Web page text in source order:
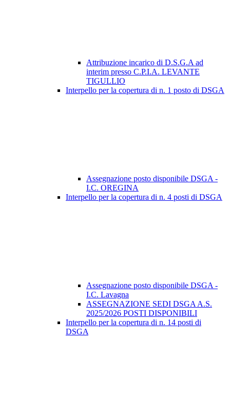
Attribuzione incarico di D.S.G.A ad
interim presso C.P.I.A. LEVANTE
TIGULLIO
Interpello per la copertura di n. 1 posto di DSGA
Assegnazione posto disponibile DSGA -
I.C. OREGINA
Interpello per la copertura di n. 4 posti di DSGA
Assegnazione posto disponibile DSGA -
I.C. Lavagna
ASSEGNAZIONE SEDI DSGA A.S.
2025/2026 POSTI DISPONIBILI
Interpello per la copertura di n. 14 posti di
DSGA